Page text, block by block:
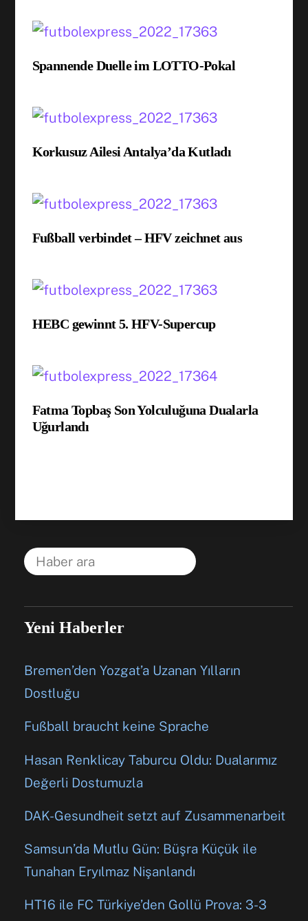
Spannende Duelle im LOTTO-Pokal
Korkusuz Ailesi Antalya’da Kutladı
Fußball verbindet – HFV zeichnet aus
HEBC gewinnt 5. HFV-Supercup
Fatma Topbaş Son Yolculuğuna Dualarla
Uğurlandı
Yeni Haberler
Bremen’den Yozgat’a Uzanan Yılların
Dostluğu
Fußball braucht keine Sprache
Hasan Renklicay Taburcu Oldu: Dualarımız
Değerli Dostumuzla
DAK-Gesundheit setzt auf Zusammenarbeit
Samsun’da Mutlu Gün: Büşra Küçük ile
Tunahan Eryılmaz Nişanlandı
HT16 ile FC Türkiye’den Gollü Prova: 3-3